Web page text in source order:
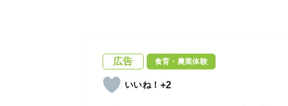
広告 食育・農業体験
+2